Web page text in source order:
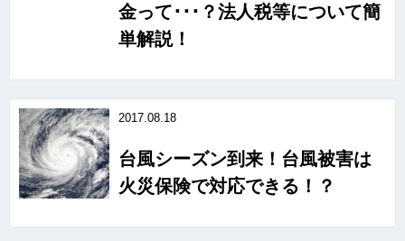
金って･･･？法人税等について簡
単解説！
2017.08.18
台風シーズン到来！台風被害は
火災保険で対応できる！？